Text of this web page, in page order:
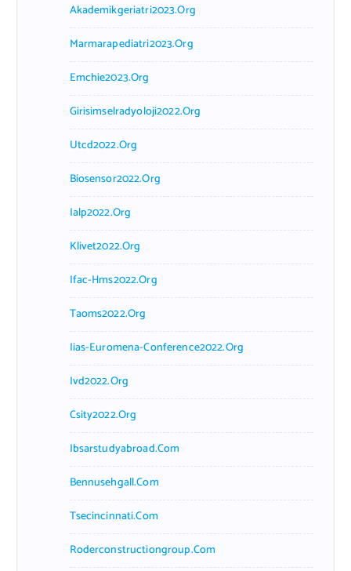
Akademikgeriatri2023.org
Marmarapediatri2023.org
Emchie2023.org
Girisimselradyoloji2022.org
Utcd2022.org
Biosensor2022.org
Ialp2022.org
Klivet2022.org
Ifac-Hms2022.org
Taoms2022.org
Iias-Euromena-Conference2022.org
Ivd2022.org
Csity2022.org
Ibsarstudyabroad.com
Bennusehgall.com
Tsecincinnati.com
Roderconstructiongroup.com